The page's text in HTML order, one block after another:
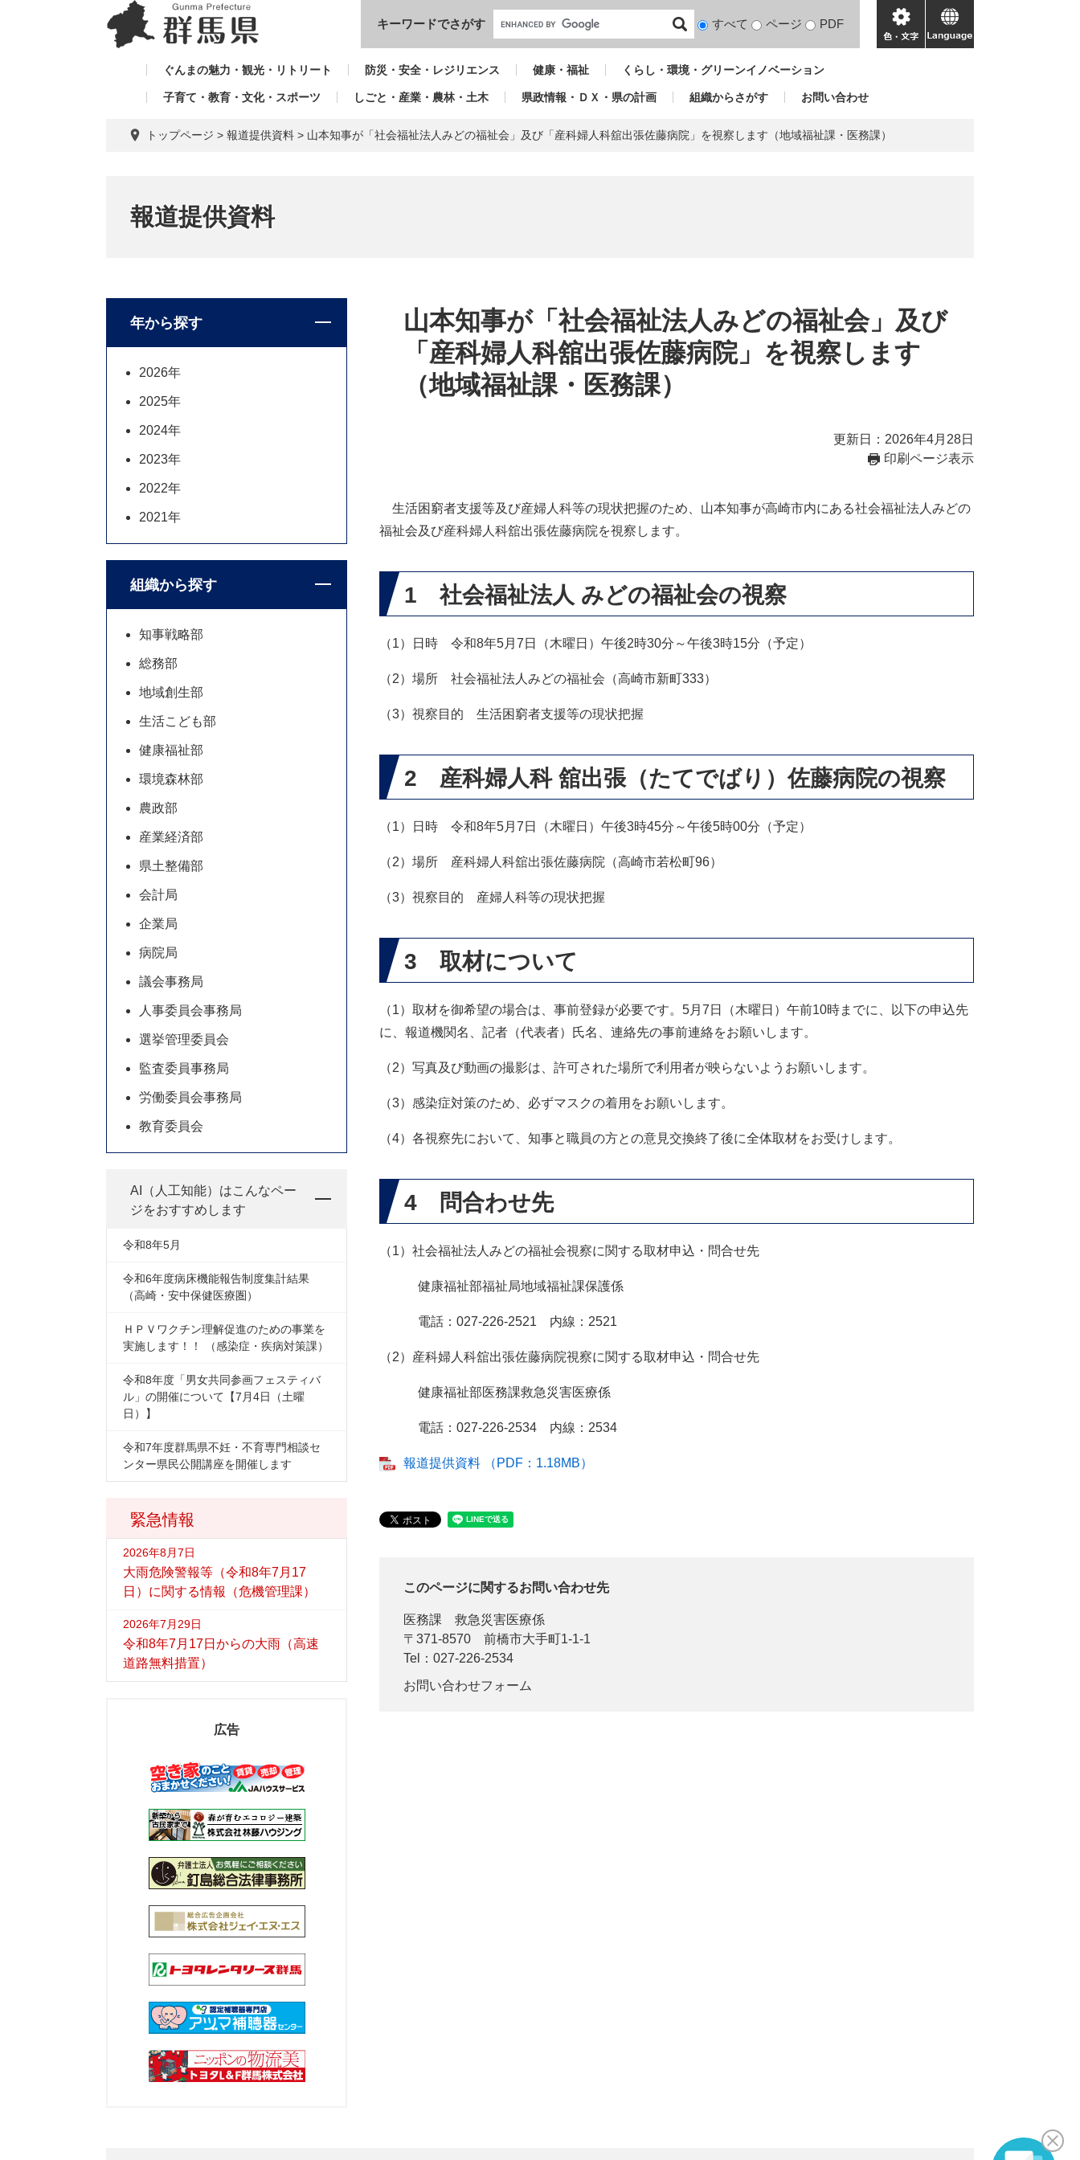
本文へ
キーワードでさがす
検
対
すべて ページ PDF
色・
文
language
ぐんまの魅力・観光・リトリート 防災・安全・レジリエンス 健康・福祉 くらし・環境・グリーンイノベーション
子育て・教育・文化・スポーツ しごと・産業・農林・土木 県政情報・ＤＸ・県の計画 組織からさがす お問い合わせ
トップページ > 報道提供資料 > 山本知事が「社会福祉法人みどの福祉会」及び「産科婦人科舘出張佐藤病院」を視察します（地域福祉課・医務課）
報道提供資料
山本知事が「社会福祉法人みどの福祉会」及び
「産科婦人科舘出張佐藤病院」を視察します
（地域福祉課・医務課）
更新日：2026年4月28日
印刷ページ表示
​ 生活困窮者支援等及び産婦人科等の現状把握のため、山本知事が高崎市内にある社会福祉法人みどの
福祉会及び産科婦人科舘出張佐藤病院を視察します。
1 社会福祉法人 みどの福祉会の視察
（1）日時 令和8年5月7日（木曜日）午後2時30分～午後3時15分（予定）
（2）場所 社会福祉法人みどの福祉会（高崎市新町333）
（3）視察目的 生活困窮者支援等の現状把握
2 産科婦人科 舘出張（たてでばり）佐藤病院の視察
（1）日時 令和8年5月7日（木曜日）午後3時45分～午後5時00分（予定）
（2）場所 産科婦人科舘出張佐藤病院（高崎市若松町96）
（3）視察目的 産婦人科等の現状把握
3 取材について
（1）取材を御希望の場合は、事前登録が必要です。5月7日（木曜日）午前10時までに、以下の申込先
に、報道機関名、記者（代表者）氏名、連絡先の事前連絡をお願いします。
（2）写真及び動画の撮影は、許可された場所で利用者が映らないようお願いします。
（3）感染症対策のため、必ずマスクの着用をお願いします。
（4）各視察先において、知事と職員の方との意見交換終了後に全体取材をお受けします。
4 問合わせ先
（1）社会福祉法人みどの福祉会視察に関する取材申込・問合せ先
健康福祉部福祉局地域福祉課保護係
電話：027-226-2521 内線：2521
（2）産科婦人科舘出張佐藤病院視察に関する取材申込・問合せ先
健康福祉部医務課救急災害医療係
電話：027-226-2534 内線：2534
報道提供資料 （PDF：1.18MB）
このページに関するお問い合わせ先
医務課
救急災害医療係
〒371-8570
前橋市大手町1-1-1
Tel：027-226-2534
お問い合わせフォーム
緊急情報
2026年8月7日
大雨危険警報等（令和8年7月17
日）に関する情報（危機管理課）
2026年7月29日
令和8年7月17日からの大雨（高速
道路無料措置）
年から探す
2026年
2025年
2024年
2023年
2022年
2021年
組織から探す
知事戦略部
総務部
地域創生部
生活こども部
健康福祉部
環境森林部
農政部
産業経済部
県土整備部
会計局
企業局
病院局
議会事務局
人事委員会事務局
選挙管理委員会
監査委員事務局
労働委員会事務局
教育委員会
AI（人工知能）はこんなペー
ジをおすすめします
令和8年5月
令和6年度病床機能報告制度集計結果
（高崎・安中保健医療圏）
ＨＰＶワクチン理解促進のための事業を
実施します！！ （感染症・疾病対策課）
令和8年度「男女共同参画フェスティバ
ル」の開催について【7月4日（土曜
日）】
令和7年度群馬県不妊・不育専門相談セ
ンター県民公開講座を開催します
広告